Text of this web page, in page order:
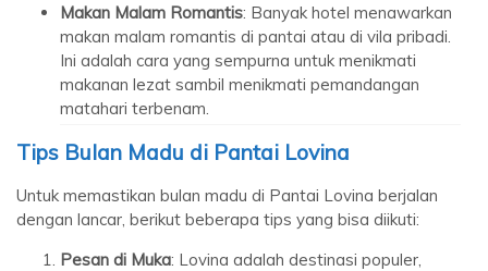
Makan Malam Romantis: Banyak hotel menawarkan
makan malam romantis di pantai atau di vila pribadi.
Ini adalah cara yang sempurna untuk menikmati
makanan lezat sambil menikmati pemandangan
matahari terbenam.
Tips Bulan Madu di Pantai Lovina
Untuk memastikan bulan madu di Pantai Lovina berjalan
dengan lancar, berikut beberapa tips yang bisa diikuti:
Pesan di Muka: Lovina adalah destinasi populer,